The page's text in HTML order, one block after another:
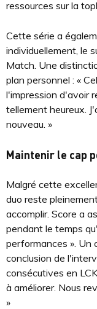
ressources sur la
Cette série a
individuellement, le
Match. Une
plan personnel : «
l'impression d'avoir
tellement heureux.
nouveau. »
Maintenir le cap
Malgré cette
duo reste
accomplir. Score a
pendant le temps
performances ».
conclusion de
consécutives en
à améliorer. Nous
»